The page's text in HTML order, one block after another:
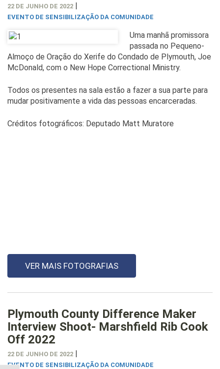
22 DE JUNHO DE 2022 |
EVENTO DE SENSIBILIZAÇÃO DA COMUNIDADE
Uma manhã promissora
passada no Pequeno-
Almoço de Oração do Xerife do Condado de Plymouth, Joe
McDonald, com o New Hope Correctional Ministry.
Todos os presentes na sala estão a fazer a sua parte para
mudar positivamente a vida das pessoas encarceradas.
Créditos fotográficos: Deputado Matt Muratore
VER MAIS FOTOGRAFIAS
Plymouth County Difference Maker
Interview Shoot- Marshfield Rib Cook
Off 2022
22 DE JUNHO DE 2022 |
EVENTO DE SENSIBILIZAÇÃO DA COMUNIDADE